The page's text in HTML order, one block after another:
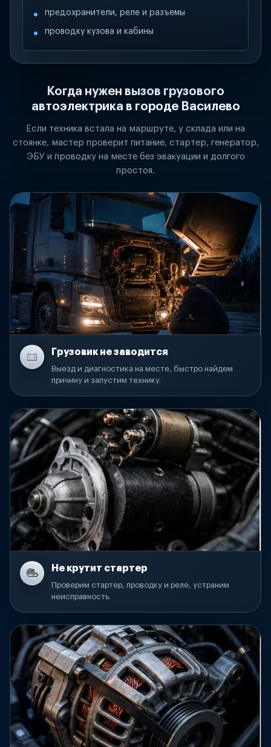
предохранители, реле и разъемы
проводку кузова и кабины
Когда нужен вызов грузового
автоэлектрика в городе Василево
Если техника встала на маршруте, у склада или на
стоянке, мастер проверит питание, стартер, генератор,
ЭБУ и проводку на месте без эвакуации и долгого
простоя.
Грузовик не заводится
Выезд и диагностика на месте, быстро найдем
причину и запустим технику.
Не крутит стартер
Проверим стартер, проводку и реле, устраним
неисправность.